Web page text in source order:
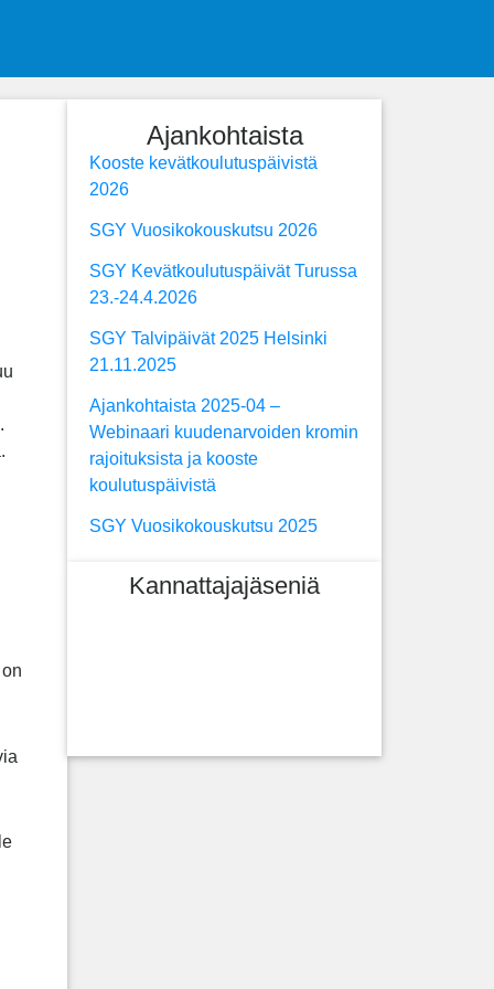
Ajankohtaista
Kooste kevätkoulutuspäivistä
2026
SGY Vuosikokouskutsu 2026
SGY Kevätkoulutuspäivät Turussa
23.-24.4.2026
SGY Talvipäivät 2025 Helsinki
21.11.2025
Ajankohtaista 2025-04 –
Webinaari kuudenarvoiden kromin
rajoituksista ja kooste
koulutuspäivistä
SGY Vuosikokouskutsu 2025
Kannattajajäseniä